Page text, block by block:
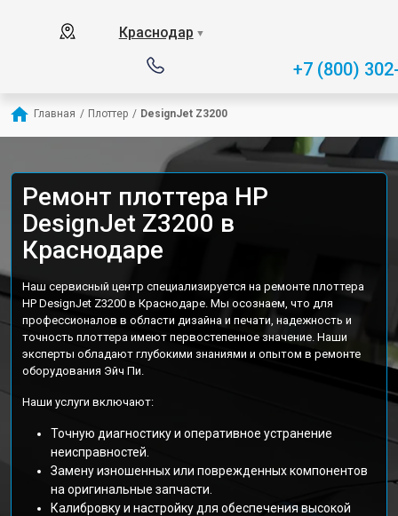
Краснодар ▼
+7 (800)
Главная / Плоттер / DesignJet Z3200
Ремонт плоттера HP
DesignJet Z3200 в
Краснодаре
Наш сервисный центр специализируется на ремонте плоттера
HP DesignJet Z3200 в Краснодаре. Мы осознаем, что для
профессионалов в области дизайна и печати, надежность и
точность плоттера имеют первостепенное значение. Наши
эксперты обладают глубокими знаниями и опытом в ремонте
оборудования Эйч Пи.
Наши услуги включают:
Точную диагностику и оперативное устранение
неисправностей.
Замену изношенных или поврежденных компонентов
на оригинальные запчасти.
Калибровку и настройку для обеспечения высокой